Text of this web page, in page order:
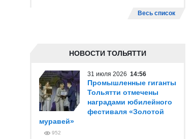
Весь список
НОВОСТИ ТОЛЬЯТТИ
31 июля 2026 14:56
Промышленные гиганты
Тольятти отмечены
наградами юбилейного
фестиваля «Золотой
муравей»
952